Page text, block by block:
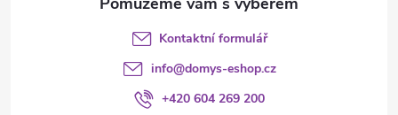
Kontaktní formulář
info@domys-eshop.cz
+420 604 269 200